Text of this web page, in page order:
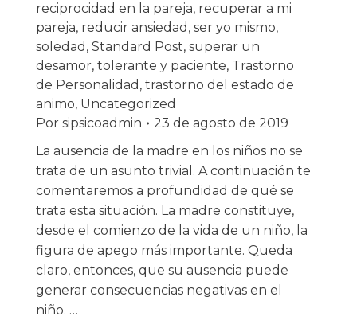
reciprocidad en la pareja, recuperar a mi
pareja, reducir ansiedad , ser yo mismo,
soledad , Standard Post, superar un
desamor, tolerante y paciente, Trastorno
de Personalidad , trastorno del estado de
animo, Uncategorized
Por sipsicoadmin
23 de agosto de 2019
La ausencia de la madre en los niños no se
trata de un asunto trivial. A continuación te
comentaremos a profundidad de qué se
trata esta situación. La madre constituye,
desde el comienzo de la vida de un niño, la
figura de apego más importante. Queda
claro, entonces, que su ausencia puede
generar consecuencias negativas en el
niño. …